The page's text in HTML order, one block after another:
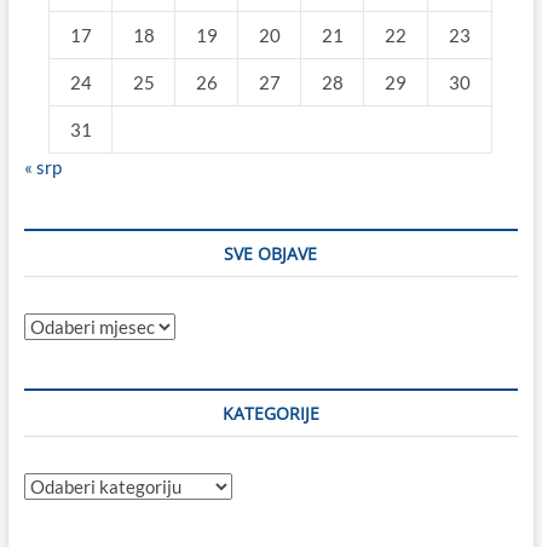
17 18 19 20 21 22 23
24 25 26 27 28 29 30
31
« srp
SVE OBJAVE
Sve
KATEGORIJE
Kategorije